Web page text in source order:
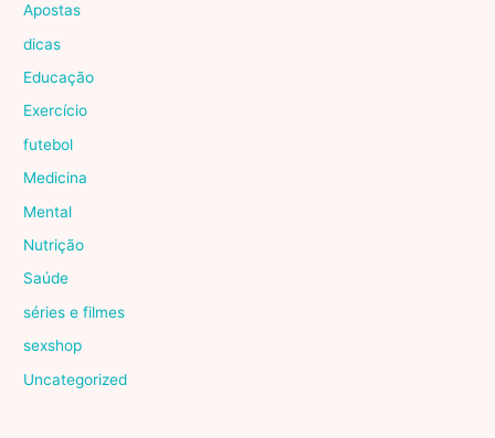
Apostas
dicas
Educação
Exercício
futebol
Medicina
Mental
Nutrição
Saúde
séries e filmes
sexshop
Uncategorized